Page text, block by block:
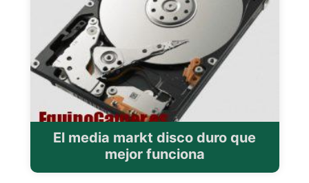
El media markt disco duro que
mejor funciona